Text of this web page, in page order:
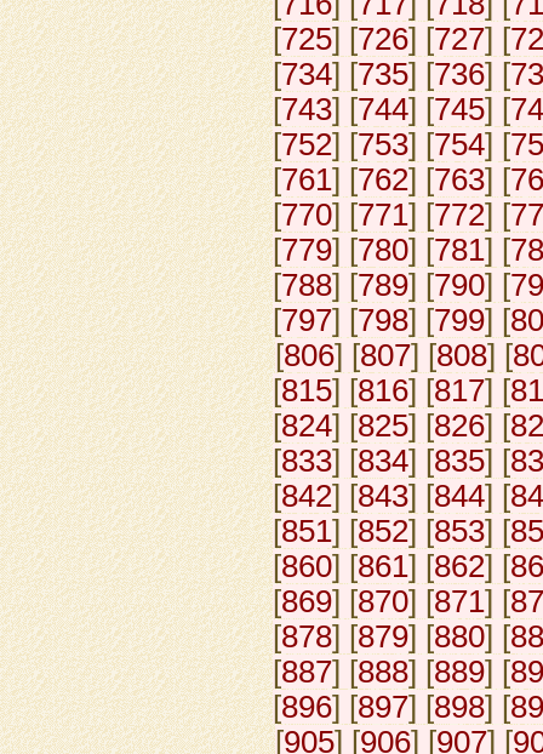
[725] [726] [727] [
[734] [735] [736] [
[743] [744] [745] [
[752] [753] [754] [
[761] [762] [763] [
[770] [771] [772] [
[779] [780] [781] [
[788] [789] [790] [
[797] [798] [799] [
[806] [807] [808] [
[815] [816] [817] [
[824] [825] [826] [
[833] [834] [835] [
[842] [843] [844] [
[851] [852] [853] [
[860] [861] [862] [
[869] [870] [871] [
[878] [879] [880] [
[887] [888] [889] [
[896] [897] [898] [
[905] [906] [907] [